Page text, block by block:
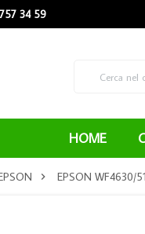
34 59
HOME
 EPSON WF4630/